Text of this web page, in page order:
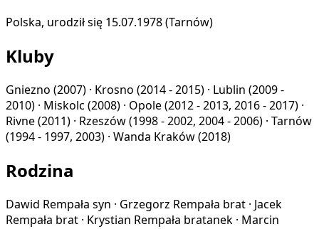
Polska, urodził się 15.07.1978 (Tarnów)
Kluby
Gniezno (2007) · Krosno (2014 - 2015) · Lublin (2009 -
2010) · Miskolc (2008) · Opole(2012 - 2013, 2016 - 2017) ·
Rivne(2011) · Rzeszów(1998 - 2002, 2004 - 2006) · Tarnów
(1994 - 1997, 2003) · Wanda Kraków(2018)
Rodzina
Dawid Rempała syn · Grzegorz Rempała brat · Jacek
Rempała brat · Krystian Rempała bratanek · Marcin